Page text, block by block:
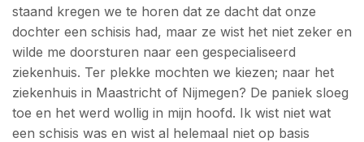
staand kregen we te horen dat ze dacht dat onze
dochter een schisis had, maar ze wist het niet zeker en
wilde me doorsturen naar een gespecialiseerd
ziekenhuis. Ter plekke mochten we kiezen; naar het
ziekenhuis in Maastricht of Nijmegen? De paniek sloeg
toe en het werd wollig in mijn hoofd. Ik wist niet wat
een schisis was en wist al helemaal niet op basis